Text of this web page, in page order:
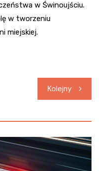
w Świnoujściu.
w tworzeniu
miejskiej.
Kolejny